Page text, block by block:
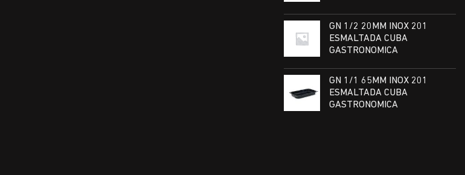
GN 1/2 20MM INOX 201
ESMALTADA CUBA
GASTRONOMICA
GN 1/1 65MM INOX 201
ESMALTADA CUBA
GASTRONOMICA